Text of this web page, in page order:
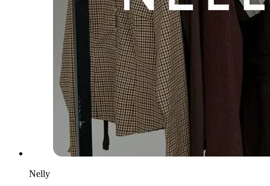
Nelly